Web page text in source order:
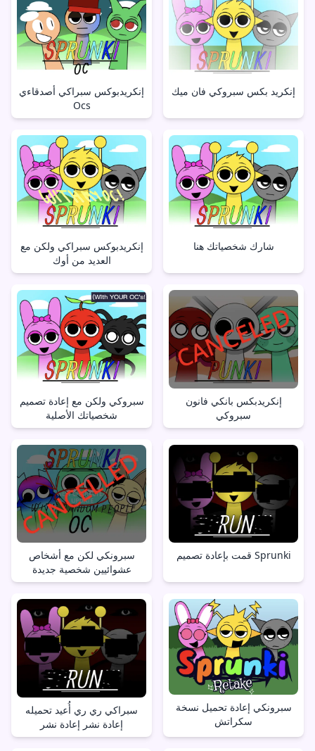
إنكريدبوكس سبراكي أصدقاءي
Ocs
إنكريد بكس سبروكي فان ميك
إنكريدبوكس سبراكي ولكن مع
العديد من أوك
شارك شخصياتك هنا
سبروكي ولكن مع إعادة تصميم
شخصياتك الأصلية
إنكريدبكس بانكي فانون
سبروكي
سبرونكي لكن مع أشخاص
عشوائيين شخصية جديدة
قمت بإعادة تصميم Sprunki
سبراكي ري ري أُعيد تحميله
إعادة نشر إعادة نشر
سبرونكي إعادة تحميل نسخة
سكراتش